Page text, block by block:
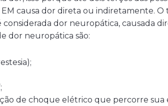
causa dor direta ou indiretamente. O
dor neuropática, causada
dor neuropática são:
de choque elétrico que percorre sua